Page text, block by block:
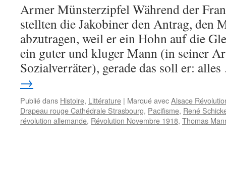
Armer Münsterzipfel Während der
stellten die Jakobiner den Antrag, den
abzutragen, weil er ein Hohn auf die
ein guter und kluger Mann (in seiner
Sozialverräter), gerade das soll er:
→
Publié dans Histoire, Littérature | Marqué avecAlsace
Drapeau rouge Cathédrale Strasbourg, Pacifisme, René
révolution allemande, Révolution Novembre 1918, Thomas